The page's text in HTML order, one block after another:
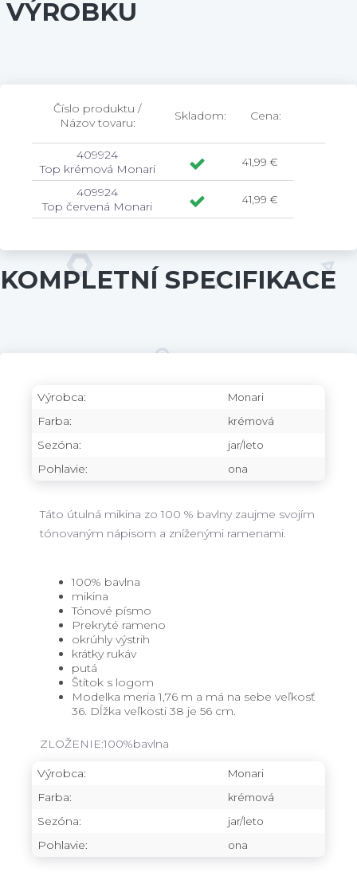
VÝROBKU
Číslo produktu /
Názov tovaru:
Skladom: Cena:
409924
Top krémová Monari
41,99 €
409924
Top červená Monari
41,99 €
KOMPLETNÍ SPECIFIKACE
Výrobca: Monari
Farba: krémová
Sezóna: jar/leto
Pohlavie: ona
Táto útulná mikina zo 100 % bavlny zaujme svojím
tónovaným nápisom a zníženými ramenami.
100% bavlna
mikina
Tónové písmo
Prekryté rameno
okrúhly výstrih
krátky rukáv
putá
Štítok s logom
Modelka meria 1,76 m a má na sebe veľkosť
36. Dĺžka veľkosti 38 je 56 cm.
ZLOŽENIE:100%bavlna
Výrobca: Monari
Farba: krémová
Sezóna: jar/leto
Pohlavie: ona